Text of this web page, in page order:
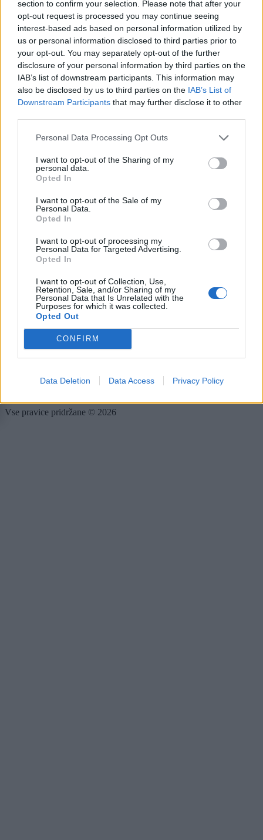
section to confirm your selection. Please note that after your
opt-out request is processed you may continue seeing
interest-based ads based on personal information utilized by
us or personal information disclosed to third parties prior to
your opt-out. You may separately opt-out of the further
disclosure of your personal information by third parties on the
IAB’s list of downstream participants. This information may
also be disclosed by us to third parties on the IAB’s List of
Downstream Participants that may further disclose it to other
Personal Data Processing Opt Outs
I want to opt-out of the Sharing of my
personal data.
Opted In
I want to opt-out of the Sale of my
Personal Data.
Opted In
I want to opt-out of processing my
Personal Data for Targeted Advertising.
Opted In
I want to opt-out of Collection, Use,
Retention, Sale, and/or Sharing of my
Personal Data that Is Unrelated with the
Purposes for which it was collected.
Opted Out
CONFIRM
Data Deletion Data Access Privacy Policy
Moji Mediji d.o.o.
sobotainfo.com•mariborinfo.com•ptujinfo.com•pomurec.com
dolenjskainfo.com•ljubljanainfo.com•gorenjskainfo.com•
tvidea.si
Vse pravice pridržane © 2026
Tematike
Lokalno
Svet
Politika
Gospodarstvo
Zdravje
Šport
Kultura
Scena
Zadnje novice
Dogodki
Igre
Forum
Oglaševanje
Vse pravice pridržane © 2026